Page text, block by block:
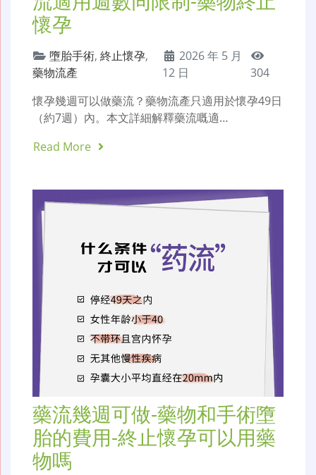
懷孕
墮胎手術, 終止懷孕,
藥物流產
2026 年 5 月
12 日
304
懷孕幾週可以做藥流？藥物流產只適用於懷孕49日
（約7週）內。本文詳細解釋藥流嘅適…
Read More
藥流幾週可做-藥物和手術墮
胎的費用-終止懷孕可以用藥
物嗎